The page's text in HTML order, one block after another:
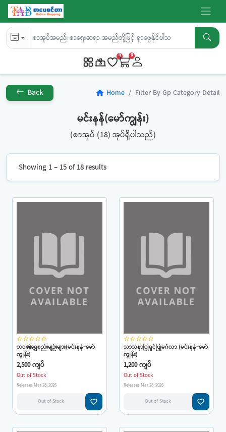
0 0
Back home Home Filter By Gp Category Detail
မင်းနန်(မော်ကျွန်း)
(စာအုပ် (18) အုပ်ရှိပါသည်)
Showing 1 – 15 of 18 results
star_borderstar_borderstar_borderstar_borderstar_border
ဘဝ၏ရွှေစည်းမျဉ်းများ(မင်းနန်-မော်
ကျွန်း)
2,500 ကျပ်
Out of Stock
Releases Mar 28, 2026
Out of Stock favorite_border
star_borderstar_borderstar_borderstar_borderstar_border
သာသနာပြုရှင်ပြုမင်္ဂလာ (မင်းနန်-မော်
ကျွန်း)
1,200 ကျပ်
Out of Stock
Releases Mar 28, 2026
Out of Stock favorite_border